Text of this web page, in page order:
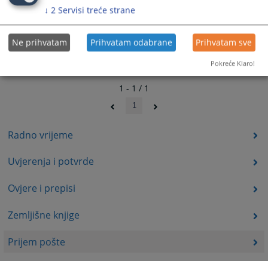
Radno vrijeme
Uvjerenja i potvrde
Ovjere i prepisi
Zemljišne knjige
Prijem pošte
1 - 1 / 1
1
↓ 2 Servisi treće strane
Ne prihvatam Prihvatam odabrane Prihvatam sve
Pokreće Klaro!